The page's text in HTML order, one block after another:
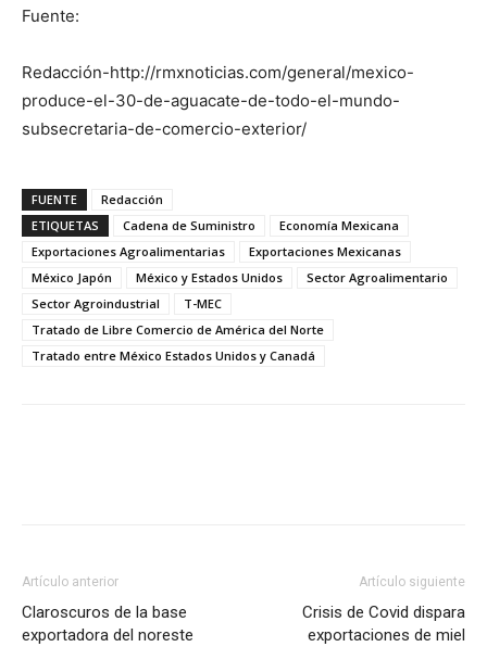
Fuente:
Redacción-http://rmxnoticias.com/general/mexico-
produce-el-30-de-aguacate-de-todo-el-mundo-
subsecretaria-de-comercio-exterior/
FUENTE
Redacción
ETIQUETAS
Cadena de Suministro
Economía Mexicana
Exportaciones Agroalimentarias
Exportaciones Mexicanas
México Japón
México y Estados Unidos
Sector Agroalimentario
Sector Agroindustrial
T-MEC
Tratado de Libre Comercio de América del Norte
Tratado entre México Estados Unidos y Canadá
Artículo anterior
Claroscuros de la base
exportadora del noreste
Artículo siguiente
Crisis de Covid dispara
exportaciones de miel